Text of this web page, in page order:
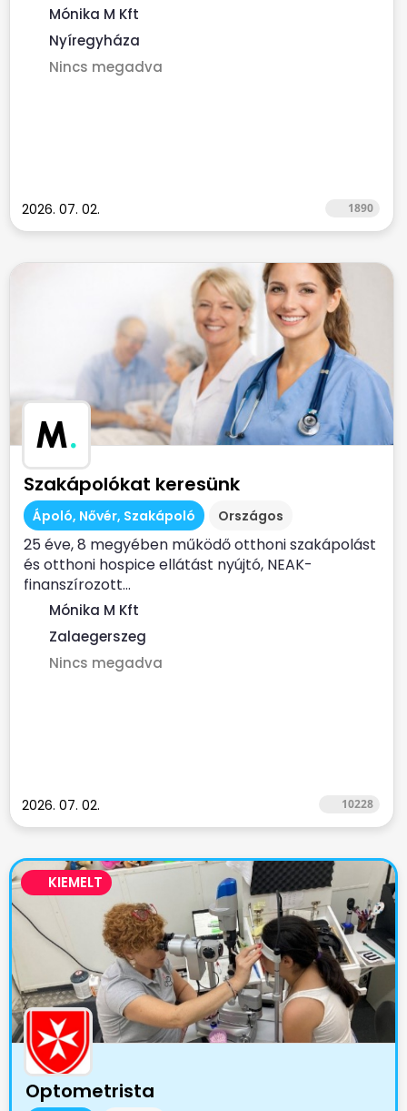
Mónika M Kft
Nyíregyháza
Nincs megadva
2026. 07. 02. 1890
M.
Szakápolókat keresünk
Ápoló, Nővér, Szakápoló Országos
25 éve, 8 megyében működő otthoni szakápolást
és otthoni hospice ellátást nyújtó, NEAK-
finanszírozott...
Mónika M Kft
Zalaegerszeg
Nincs megadva
2026. 07. 02. 10228
KIEMELT
Optometrista